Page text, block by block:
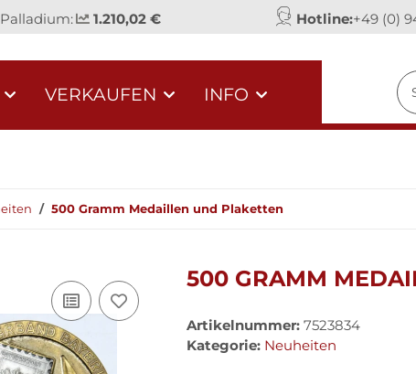
Palladium: 1.210,02 € Hotline:+49 (0)
VERKAUFEN INFO
500 Gramm Medaillen und Plaketten
500 GRAMM
Artikelnummer: 7523834
Kategorie: Neuheiten